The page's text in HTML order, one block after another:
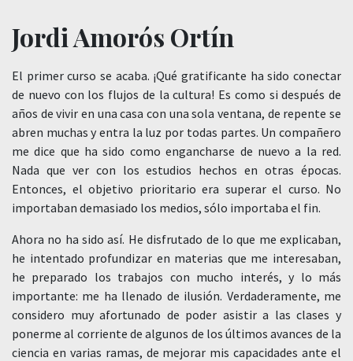
Jordi Amorós Ortín
El primer curso se acaba. ¡Qué gratificante ha sido conectar
de nuevo con los flujos de la cultura! Es como si después de
años de vivir en una casa con una sola ventana, de repente se
abren muchas y entra la luz por todas partes. Un compañero
me dice que ha sido como engancharse de nuevo a la red.
Nada que ver con los estudios hechos en otras épocas.
Entonces, el objetivo prioritario era superar el curso. No
importaban demasiado los medios, sólo importaba el fin.
Ahora no ha sido así. He disfrutado de lo que me explicaban,
he intentado profundizar en materias que me interesaban,
he preparado los trabajos con mucho interés, y lo más
importante: me ha llenado de ilusión. Verdaderamente, me
considero muy afortunado de poder asistir a las clases y
ponerme al corriente de algunos de los últimos avances de la
ciencia en varias ramas, de mejorar mis capacidades ante el